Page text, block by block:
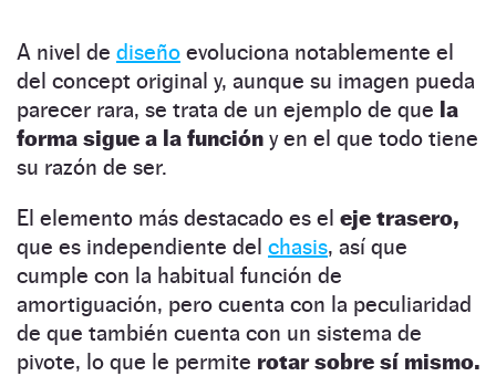
A nivel de diseño evoluciona notablemente el
del concept original y, aunque su imagen pueda
parecer rara, se trata de un ejemplo de que la
forma sigue a la función y en el que todo tiene
su razón de ser.
El elemento más destacado es el eje trasero,
que es independiente del chasis, así que
cumple con la habitual función de
amortiguación, pero cuenta con la peculiaridad
de que también cuenta con un sistema de
pivote, lo que le permite rotar sobre sí mismo.